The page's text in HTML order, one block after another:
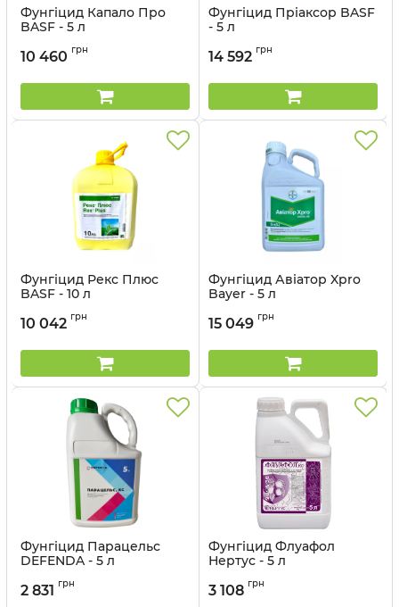
Фунгіцид Капало Про
BASF - 5 л
10 460 грн
Фунгіцид Пріаксор BASF
- 5 л
14 592 грн
Фунгіцид Рекс Плюс
BASF - 10 л
10 042 грн
Фунгіцид Авіатор Xpro
Bayer - 5 л
15 049 грн
Фунгіцид Парацельс
DEFENDA - 5 л
2 831 грн
Фунгіцид Флуафол
Нертус - 5 л
3 108 грн